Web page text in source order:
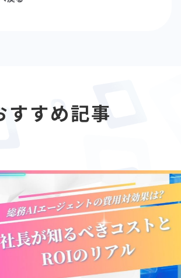
すすめ記事